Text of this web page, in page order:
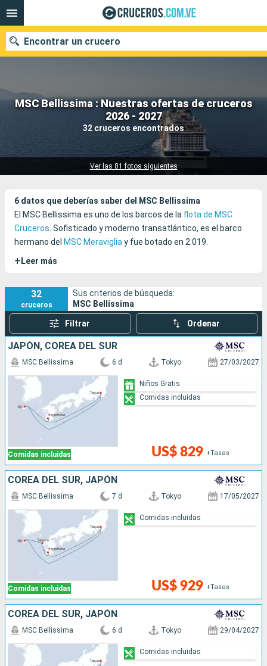
MSC Bellissima : Nuestras ofertas de cruceros
2026 - 2027
32 cruceros encontrados
Ver las 81 fotos siguientes
Encontrar un crucero
Nuestros destinos
Fecha de salida
Compañías
6 datos que deberías saber del MSC Bellissima
El MSC Bellissima es uno de los barcos de la flota de MSC
Cruceros. Sofisticado y moderno transatlántico, es el barco
hermano del MSC Meravigliay fue botado en 2.019.
+ Leer más
32
cruceros
Sus criterios de búsqueda:
MSC Bellissima
Filtrar Ordenar
JAPÓN, COREA DEL SUR
Comidas incluidas
MSC Bellissima 6 d Tokyo 27/03/2027
US$ 829 +Tasas
Niños Gratis
Comidas incluidas
COREA DEL SUR, JAPÓN
Comidas incluidas
MSC Bellissima 7 d Tokyo 17/05/2027
US$ 929 +Tasas
Comidas incluidas
COREA DEL SUR, JAPÓN
MSC Bellissima 6 d Tokyo 29/04/2027
Comidas incluidas